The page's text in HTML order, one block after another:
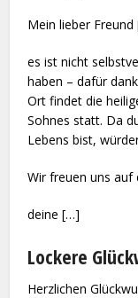
Mein lieber
es ist nicht
haben – dafür
Ort findet die
Sohnes statt. Da
Lebens bist,
Wir freuen uns auf
deine […]
Lockere
Herzlichen